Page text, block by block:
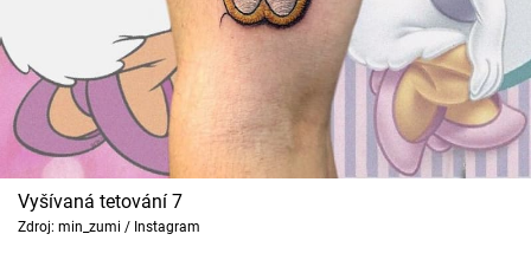
Vyšívaná tetování 7
Zdroj: min_zumi / Instagram